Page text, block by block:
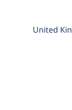
United